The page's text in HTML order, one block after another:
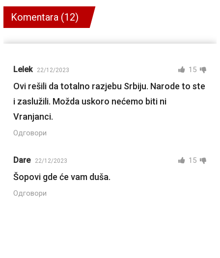
Komentara (12)
Lelek 22/12/2023 15
Ovi rešili da totalno razjebu Srbiju. Narode to ste
i zaslužili. Možda uskoro nećemo biti ni
Vranjanci.
Одговори
Dare 22/12/2023 15
Šopovi gde će vam duša.
Одговори